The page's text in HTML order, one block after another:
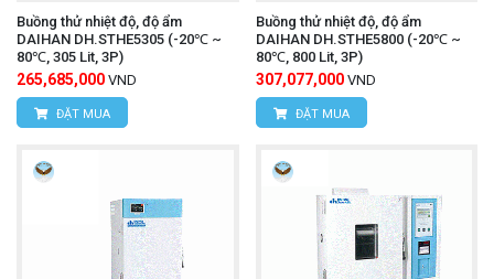
Buồng thử nhiệt độ, độ ẩm
DAIHAN DH.STHE5305 (-20℃ ~
80℃, 305 Lit, 3P)
265,685,000 VND
ĐẶT MUA
Buồng thử nhiệt độ, độ ẩm
DAIHAN DH.STHE5800 (-20℃ ~
80℃, 800 Lit, 3P)
307,077,000 VND
ĐẶT MUA